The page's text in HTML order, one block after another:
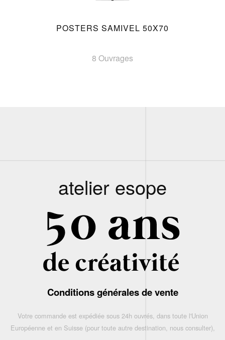
POSTERS SAMIVEL 50X70
8 Ouvrages
atelier esope
Conditions générales de vente
Votre commande est expédiée sous 24h ouvrés, dans toute l'Union
Européenne et en Suisse (pour toute autre destination, nous consulter),